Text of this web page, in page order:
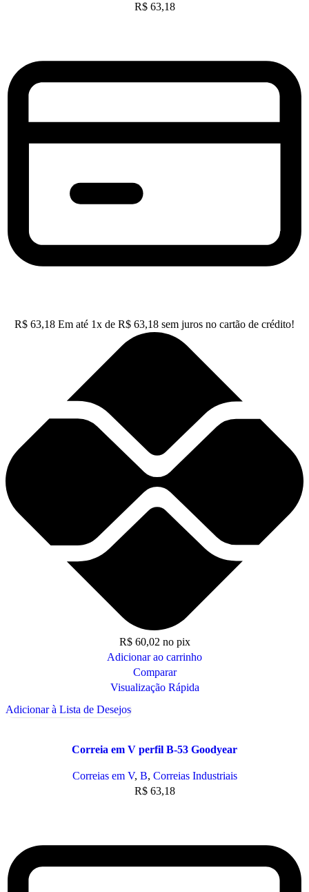
R$63,18
R$ 63,18 Em até 1x de R$ 63,18 sem juros no cartão de crédito!
R$60,02 no pix
Adicionar ao carrinho
Comparar
Visualização Rápida
Adicionar à Lista de Desejos
Correia em V perfil B-53 Goodyear
Correias em V, B, Correias Industriais
R$63,18